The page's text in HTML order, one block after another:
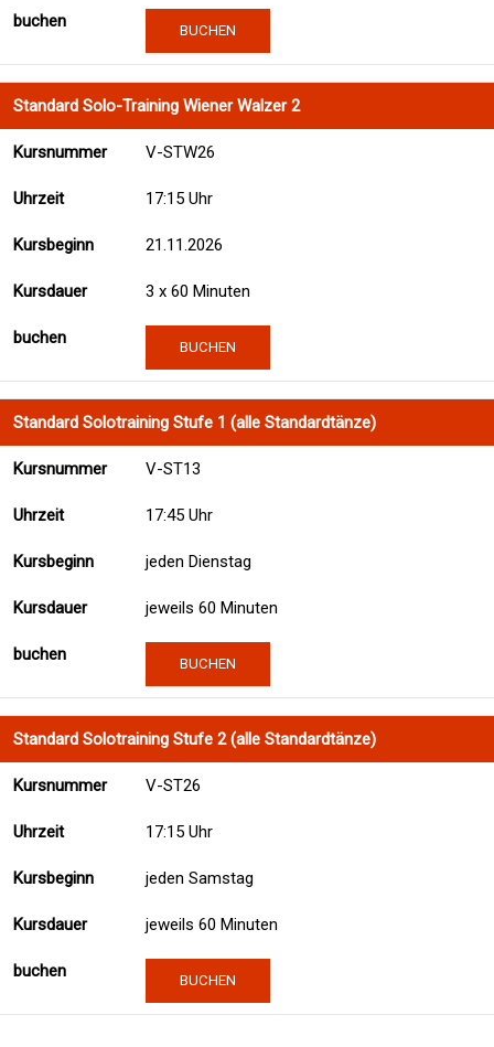
BUCHEN
Standard Solo-Training Wiener Walzer 2
V-STW26
17:15 Uhr
21.11.2026
3 x 60 Minuten
BUCHEN
Standard Solotraining Stufe 1 (alle Standardtänze)
V-ST13
17:45 Uhr
jeden Dienstag
jeweils 60 Minuten
BUCHEN
Standard Solotraining Stufe 2 (alle Standardtänze)
V-ST26
17:15 Uhr
jeden Samstag
jeweils 60 Minuten
BUCHEN